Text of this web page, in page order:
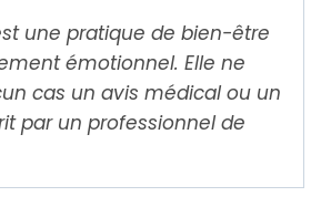
une pratique de bien-être
émotionnel. Elle ne
cas un avis médical ou un
par un professionnel de